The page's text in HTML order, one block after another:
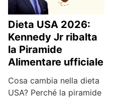
Dieta USA 2026:
Kennedy Jr ribalta
la Piramide
Alimentare ufficiale
Cosa cambia nella dieta
USA? Perché la piramide